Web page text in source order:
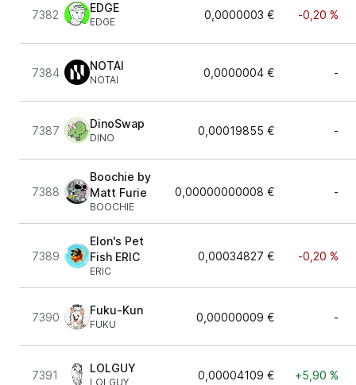
7382
EDGE
EDGE
0,0000003 € -0,20 %
7384
NOTAI
NOTAI
0,0000004 € -
7387
DinoSwap
DINO
0,00019855 € -
7388
Boochie by
Matt Furie
BOOCHIE
0,00000000008 € -
7389
Elon's Pet
Fish ERIC
ERIC
0,00034827 € -0,20 %
7390
Fuku-Kun
FUKU
0,00000009 € -
7391
LOLGUY
LOLGUY
0,00004109 € +5,90 %